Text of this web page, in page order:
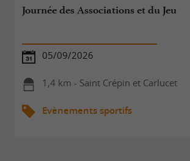
Journée des Associations et du Jeu
05/09/2026
1,4 km - Saint Crépin et Carlucet
Evènements sportifs